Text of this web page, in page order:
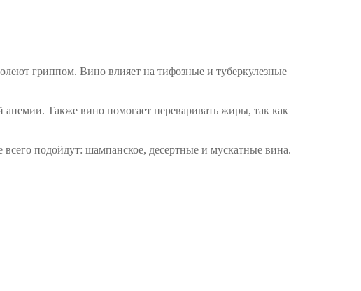
гриппом. Вино влияет на тифозные и туберкулезные
Также вино помогает переваривать жиры, так как
подойдут: шампанское, десертные и мускатные вина.